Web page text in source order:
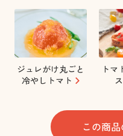
ジュレがけ丸ごと
冷やしトマト
トマ
この商